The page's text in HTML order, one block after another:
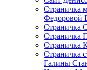
Страничка
Федоровой
Страничка
Страничка
Страничка
Страничка
Галины